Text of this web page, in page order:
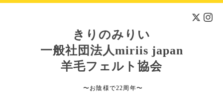
きりのみりい
一般社団法人miriis japan
羊毛フェルト協会
〜お陰様で22周年〜